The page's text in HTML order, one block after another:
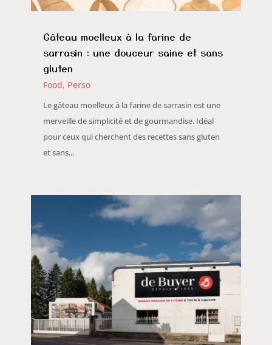
Gâteau moelleux à la farine de
sarrasin : une douceur saine et sans
gluten
Food, Perso
Le gâteau moelleux à la farine de sarrasin est une
merveille de simplicité et de gourmandise. Idéal
pour ceux qui cherchent des recettes sans gluten
et sans...